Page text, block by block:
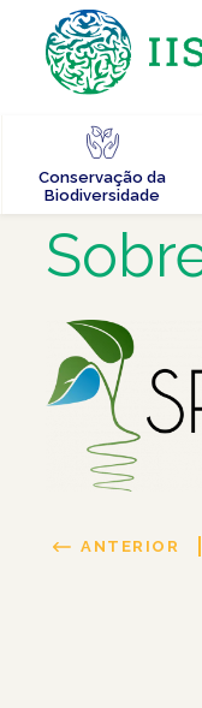
Conservação da
Biodiversidade
ANTERIOR